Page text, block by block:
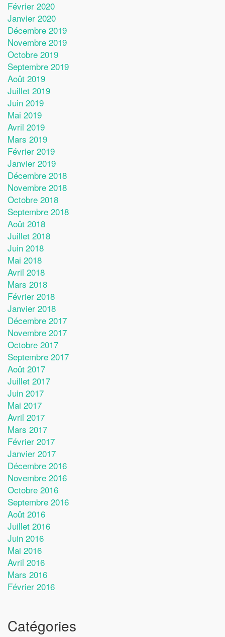
Février 2020
Janvier 2020
Décembre 2019
Novembre 2019
Octobre 2019
Septembre 2019
Août 2019
Juillet 2019
Juin 2019
Mai 2019
Avril 2019
Mars 2019
Février 2019
Janvier 2019
Décembre 2018
Novembre 2018
Octobre 2018
Septembre 2018
Août 2018
Juillet 2018
Juin 2018
Mai 2018
Avril 2018
Mars 2018
Février 2018
Janvier 2018
Décembre 2017
Novembre 2017
Octobre 2017
Septembre 2017
Août 2017
Juillet 2017
Juin 2017
Mai 2017
Avril 2017
Mars 2017
Février 2017
Janvier 2017
Décembre 2016
Novembre 2016
Octobre 2016
Septembre 2016
Août 2016
Juillet 2016
Juin 2016
Mai 2016
Avril 2016
Mars 2016
Février 2016
Catégories